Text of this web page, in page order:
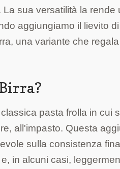
sua versatilità la rende
aggiungiamo il lievito
una variante che
pasta frolla in cui
all'impasto. Questa
sulla consistenza
in alcuni casi,